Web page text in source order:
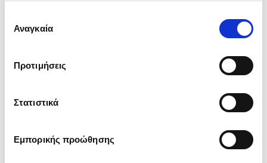
ενδιαφέρουν και να επιλέξετε από τα παρακάτω με την
΄΄και να ενημερωθείτε σχετικά με
συγκατάθεσης
Αναγκαία
Προτιμήσεις
Στατιστικά
Εμπορικής προώθησης